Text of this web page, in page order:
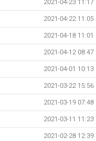
2021-04-23 11:17
2021-04-22 11:05
2021-04-18 11:01
2021-04-12 08:47
2021-04-01 10:13
2021-03-22 15:56
2021-03-19 07:48
2021-03-11 11:23
2021-02-28 12:39